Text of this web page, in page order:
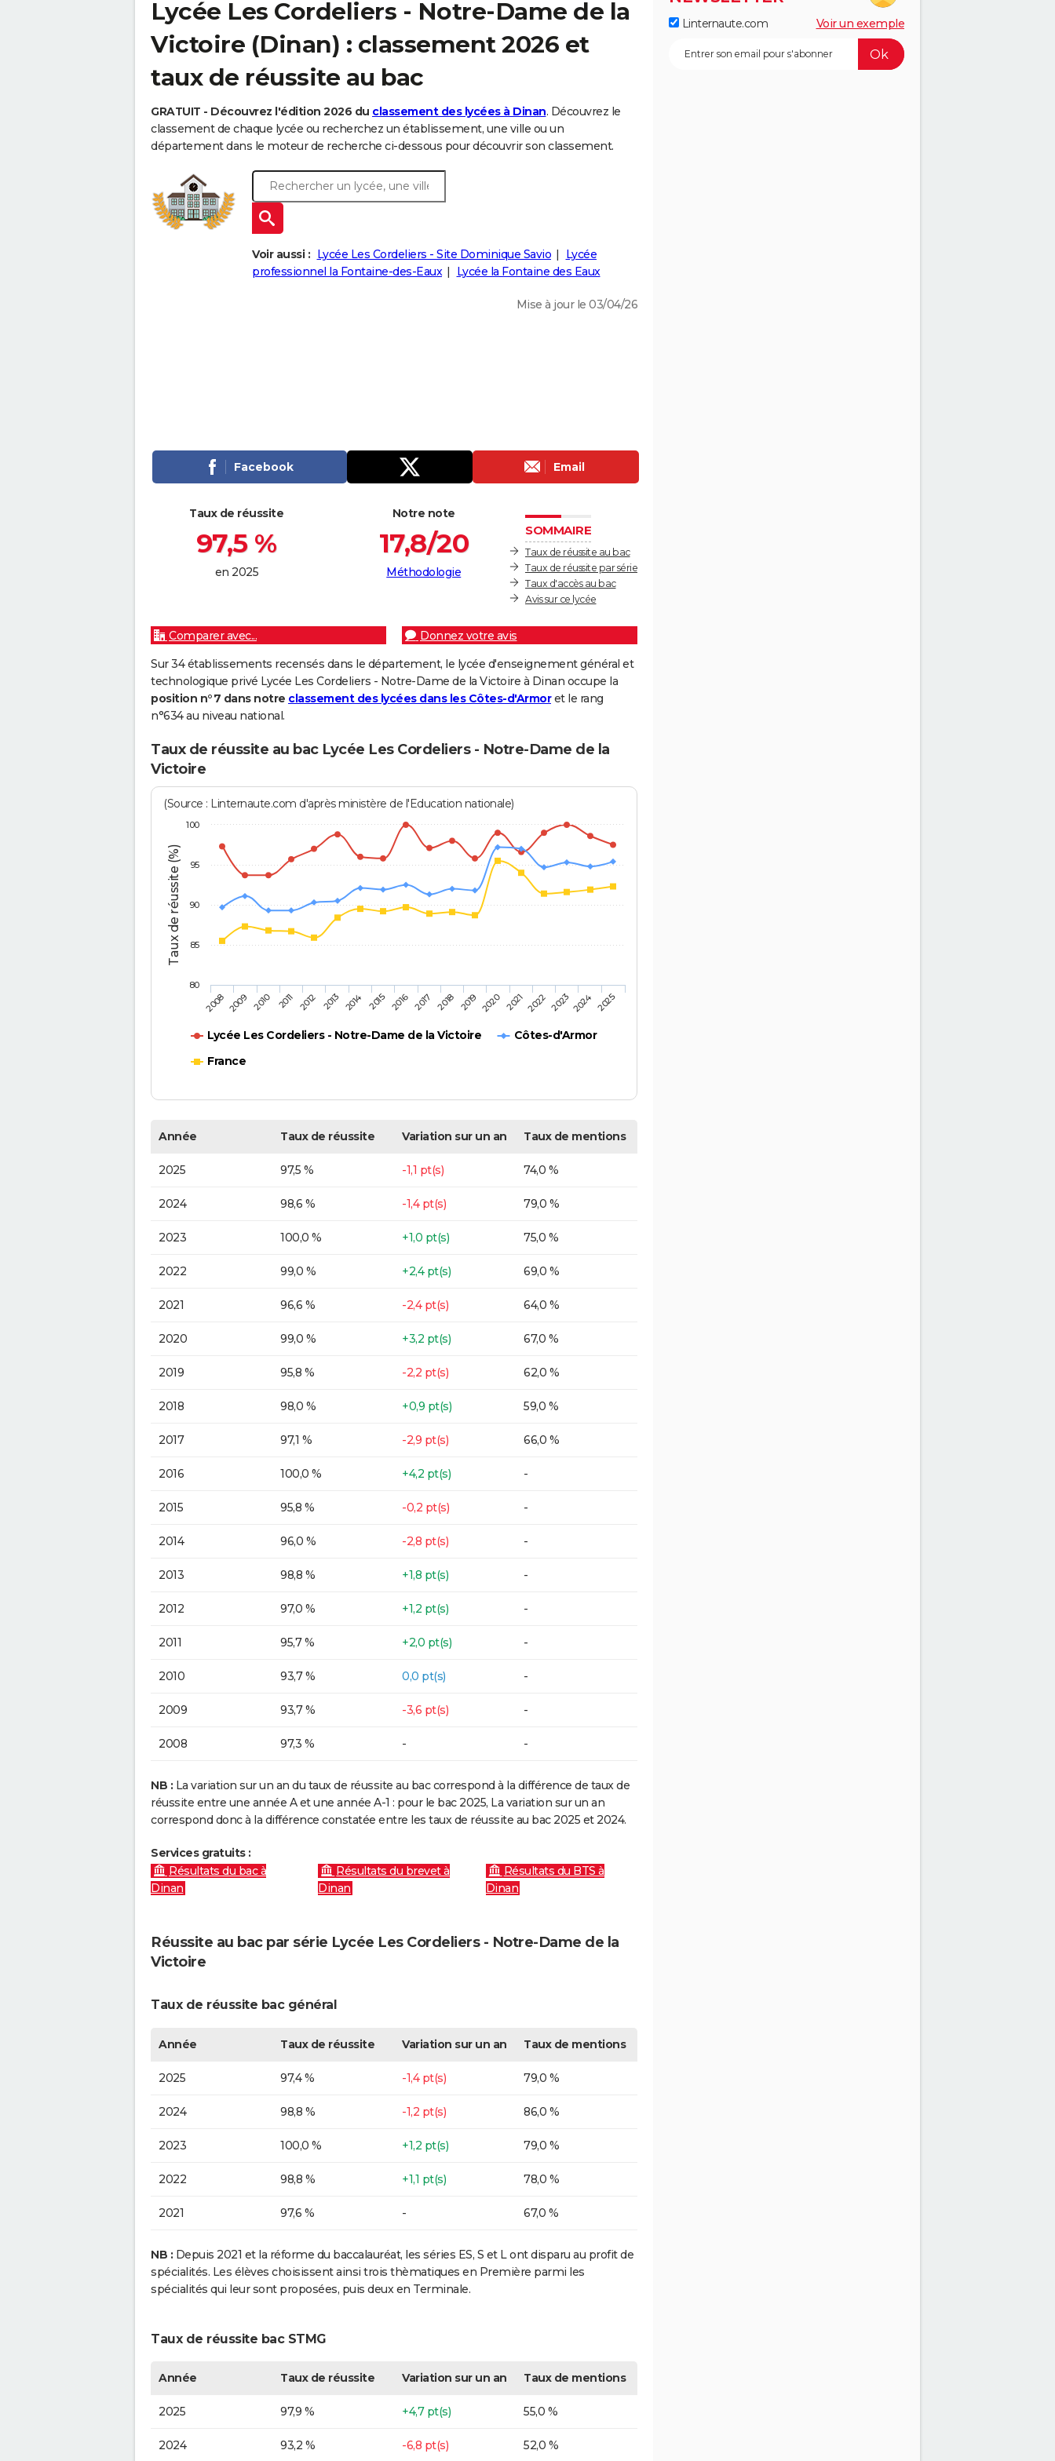
Lycée Les Cordeliers - Notre-Dame de la
Victoire (Dinan) : classement 2026 et
taux de réussite au bac
GRATUIT - Découvrez l'édition 2026 du classement des lycées à Dinan. Découvrez le
classement de chaque lycée ou recherchez un établissement, une ville ou un
département dans le moteur de recherche ci-dessous pour découvrir son classement.
Voir aussi : Lycée Les Cordeliers - Site Dominique Savio
Lycée
professionnel la Fontaine-des-Eaux
Lycée la Fontaine des Eaux
Mise à jour le 03/04/26
Facebook Email
SOMMAIRE
Taux de réussite au bac
Taux de réussite par série
Taux d'accès au bac
Avis sur ce lycée
Taux de réussite
97,5 %
en 2025
Notre note
17,8/20
Méthodologie
Comparer avec...
Donnez votre avis
Sur 34 établissements recensés dans le département, le lycée d'enseignement général et
technologique privé Lycée Les Cordeliers - Notre-Dame de la Victoire à Dinan occupe la
position n°7 dans notre classement des lycées dans les Côtes-d'Armoret le rang
n°634 au niveau national.
Taux de réussite au bac Lycée Les Cordeliers - Notre-Dame de la
Victoire
Taux de réussite (%)
(Source : Linternaute.com d'après ministère de l'Education nationale)
Lycée Les Cordeliers - Notre-Dame de la Victoire
Côtes-d'Armor
France
2008 2009 2010 2011 2012 2013 2014 2015 2016 2017 2018 2019 2020 2021 2022 2023 2024 2025
80
85
90
95
100
Année Taux de réussite Variation sur un an Taux de mentions
2025 97,5 % -1,1 pt(s) 74,0 %
2024 98,6 % -1,4 pt(s) 79,0 %
2023 100,0 % +1,0 pt(s) 75,0 %
2022 99,0 % +2,4 pt(s) 69,0 %
2021 96,6 % -2,4 pt(s) 64,0 %
2020 99,0 % +3,2 pt(s) 67,0 %
2019 95,8 % -2,2 pt(s) 62,0 %
2018 98,0 % +0,9 pt(s) 59,0 %
2017 97,1 % -2,9 pt(s) 66,0 %
2016 100,0 % +4,2 pt(s) -
2015 95,8 % -0,2 pt(s) -
2014 96,0 % -2,8 pt(s) -
2013 98,8 % +1,8 pt(s) -
2012 97,0 % +1,2 pt(s) -
2011 95,7 % +2,0 pt(s) -
2010 93,7 % 0,0 pt(s) -
2009 93,7 % -3,6 pt(s) -
2008 97,3 % - -
NB : La variation sur un an du taux de réussite au bac correspond à la différence de taux de
réussite entre une année A et une année A-1 : pour le bac 2025, La variation sur un an
correspond donc à la différence constatée entre les taux de réussite au bac 2025 et 2024.
Services gratuits :
Résultats du bac à
Dinan
Résultats du brevet à
Dinan
Résultats du BTS à
Dinan
Réussite au bac par série Lycée Les Cordeliers - Notre-Dame de la
Victoire
Taux de réussite bac général
Année Taux de réussite Variation sur un an Taux de mentions
2025 97,4 % -1,4 pt(s) 79,0 %
2024 98,8 % -1,2 pt(s) 86,0 %
2023 100,0 % +1,2 pt(s) 79,0 %
2022 98,8 % +1,1 pt(s) 78,0 %
2021 97,6 % - 67,0 %
NB : Depuis 2021 et la réforme du baccalauréat, les séries ES, S et L ont disparu au profit de
spécialités. Les élèves choisissent ainsi trois thèmatiques en Première parmi les
spécialités qui leur sont proposées, puis deux en Terminale.
Taux de réussite bac STMG
Année Taux de réussite Variation sur un an Taux de mentions
2025 97,9 % +4,7 pt(s) 55,0 %
2024 93,2 % -6,8 pt(s) 52,0 %
Linternaute.com Voir un exemple